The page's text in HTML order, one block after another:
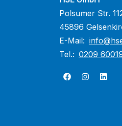
Polsumer Str.
45896
E-Mail:
Tel.: 0209